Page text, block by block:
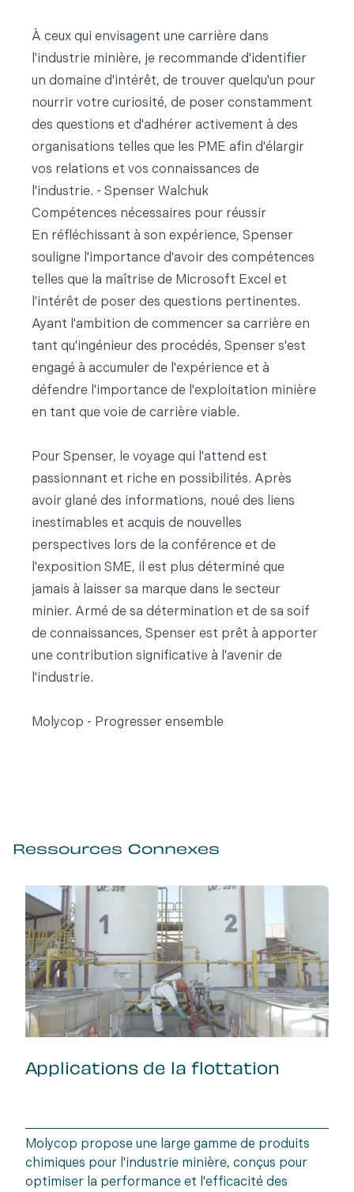
À ceux qui envisagent une carrière dans
l'industrie minière, je recommande d'identifier
un domaine d'intérêt, de trouver quelqu'un pour
nourrir votre curiosité, de poser constamment
des questions et d'adhérer activement à des
organisations telles que les PME afin d'élargir
vos relations et vos connaissances de
l'industrie. - Spenser Walchuk
Compétences nécessaires pour réussir
En réfléchissant à son expérience, Spenser
souligne l'importance d'avoir des compétences
telles que la maîtrise de Microsoft Excel et
l'intérêt de poser des questions pertinentes.
Ayant l'ambition de commencer sa carrière en
tant qu'ingénieur des procédés, Spenser s'est
engagé à accumuler de l'expérience et à
défendre l'importance de l'exploitation minière
en tant que voie de carrière viable.
Pour Spenser, le voyage qui l'attend est
passionnant et riche en possibilités. Après
avoir glané des informations, noué des liens
inestimables et acquis de nouvelles
perspectives lors de la conférence et de
l'exposition SME, il est plus déterminé que
jamais à laisser sa marque dans le secteur
minier. Armé de sa détermination et de sa soif
de connaissances, Spenser est prêt à apporter
une contribution significative à l'avenir de
l'industrie.
Molycop - Progresser ensemble
Ressources Connexes
Applications de la flottation
Molycop propose une large gamme de produits
chimiques pour l'industrie minière, conçus pour
optimiser la performance et l'efficacité des